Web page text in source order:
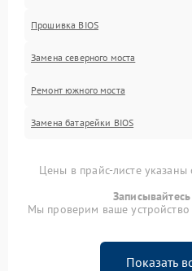
Прошивка BIOS
Замена северного моста
Ремонт южного моста
Замена батарейки BIOS
Цены в прайс-листе
Мы проверим ваше
Показать